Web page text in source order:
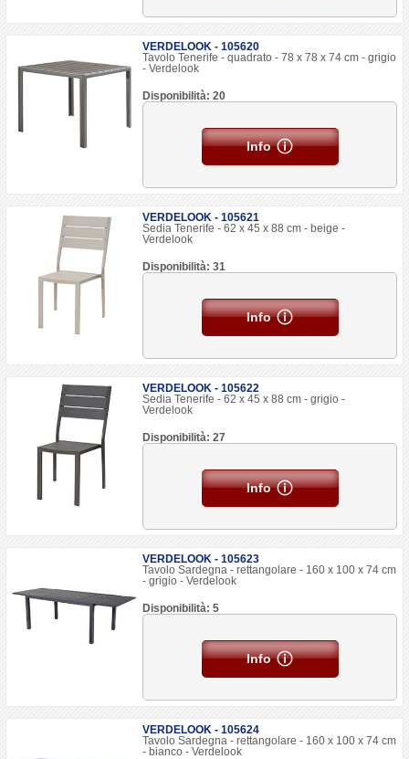
VERDELOOK - 105620
Tavolo Tenerife - quadrato - 78 x 78 x 74 cm - grigio
- Verdelook
Disponibilità: 20
Info
VERDELOOK - 105621
Sedia Tenerife - 62 x 45 x 88 cm - beige -
Verdelook
Disponibilità: 31
Info
VERDELOOK - 105622
Sedia Tenerife - 62 x 45 x 88 cm - grigio -
Verdelook
Disponibilità: 27
Info
VERDELOOK - 105623
Tavolo Sardegna - rettangolare - 160 x 100 x 74 cm
- grigio - Verdelook
Disponibilità: 5
Info
VERDELOOK - 105624
Tavolo Sardegna - rettangolare - 160 x 100 x 74 cm
- bianco - Verdelook